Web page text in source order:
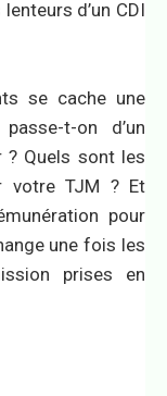
d’un CDI
se cache une
t-on d’un
? Quels sont les
votre TJM ? Et
pour
une fois les
prises en